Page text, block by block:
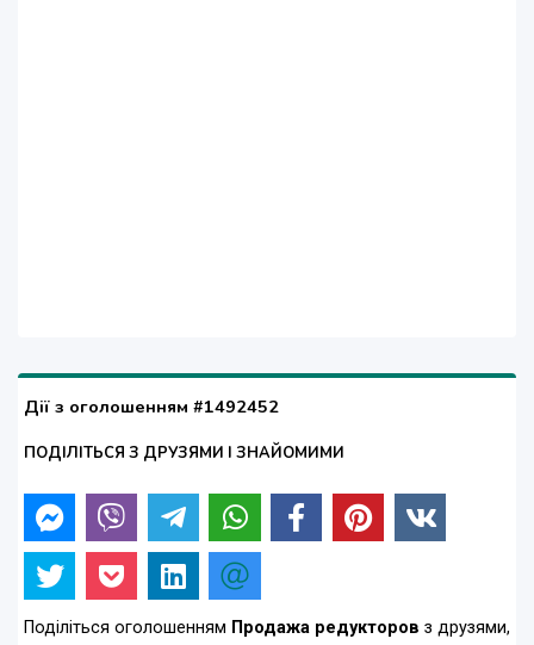
Дії з оголошенням #1492452
ПОДІЛІТЬСЯ З ДРУЗЯМИ І ЗНАЙОМИМИ
Поділіться оголошенням Продажа редукторов з друзями,